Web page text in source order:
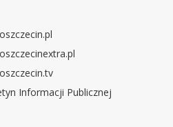
Informacji Publicznej